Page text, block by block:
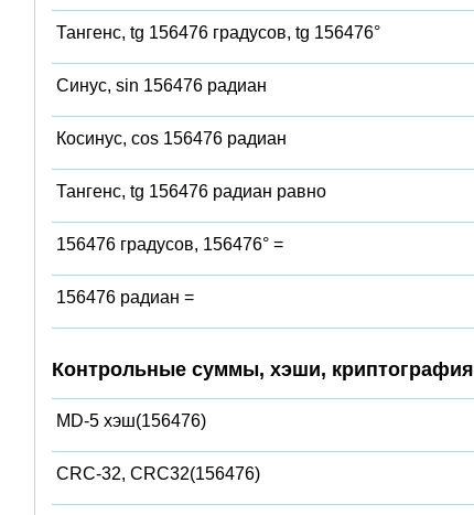
Тангенс, tg 156476 градусов, tg 156476°
Синус, sin 156476 радиан
Косинус, cos 156476 радиан
Тангенс, tg 156476 радиан равно
156476 градусов, 156476° =
156476 радиан =
Контрольные суммы, хэши, криптография
MD-5 хэш(156476)
CRC-32, CRC32(156476)